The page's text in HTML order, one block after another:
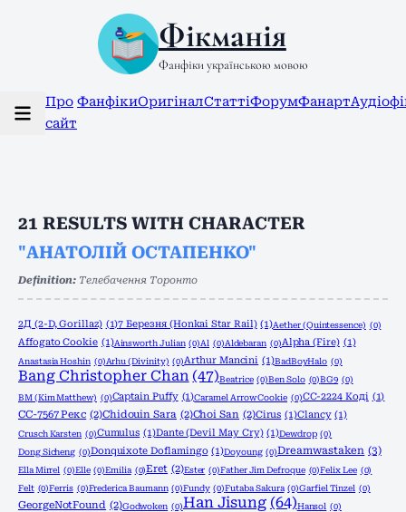
Фікманія
Фанфіки українською мовою
Про
сайт
ФанфікиОригіналСтаттіФорумФанарт
21 RESULTS WITH CHARACTER
"АНАТОЛІЙ ОСТАПЕНКО"
Definition: Телебачення Торонто
2Д (2-D, Gorillaz) (1)7 Березня (Honkai Star Rail) (1)Aether (Quintessence) (0)
Affogato Cookie (1)Ainsworth Julian (0)Al (0)Aldebaran (0)Alpha (Fire) (1)
Anastasia Hoshin (0)Arhu (Divinity) (0)Arthur Mancini (1)BadBoyHalo (0)
Bang Christopher Chan (47)Beatrice (0)Ben Solo (0)BG9 (0)
BM (Kim Matthew) (0)Captain Puffy (1)Caramel Arrow Cookie (0)CC-2224 Коді (1)
CC-7567 Рекс (2)Chidouin Sara (2)Choi San (2)Cirus (1)Clancy (1)
Crusch Karsten (0)Cumulus (1)Dante (Devil May Cry) (1)Dewdrop (0)
Dong Sicheng (0)Donquixote Doflamingo (1)Doyoung (0)Dreamwastaken (3)
Ella Mirrel (0)Elle (0)Emilia (0)Eret (2)Ester (0)Father Jim Defroque (0)Felix Lee (0)
Felt (0)Ferris (0)Frederica Baumann (0)Fundy (0)Futaba Sakura (0)Garfiel Tinzel (0)
GeorgeNotFound (2)Godwoken (0)Han Jisung (64)Hansol (0)